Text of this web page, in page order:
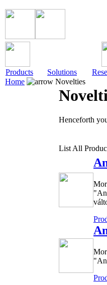
Products Solutions
Home
Novelties
Henceforth
List All